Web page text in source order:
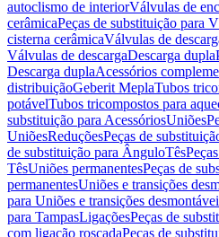
autoclismo de interiorVálvulas de
cerâmicaPeças de substituição para
cisterna cerâmicaVálvulas de
Válvulas de descargaDescarga dupla
Descarga duplaAcessórios
distribuiçãoGeberit MeplaTubos
potávelTubos tricompostos para
substituição para AcessóriosUniões
UniõesReduçõesPeças de
de substituição para ÂnguloTês
TêsUniões permanentesPeças de
permanentesUniões e transições
para Uniões e transições
para TampasLigaçõesPeças de
com ligação roscadaPeças de